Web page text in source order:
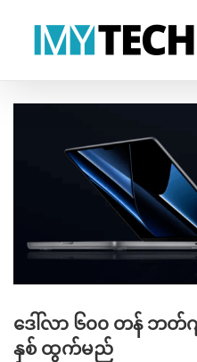
ဒေါ်လာ ၆၀၀ တန် ဘတ်ဂ
နှစ် ထွက်မည်